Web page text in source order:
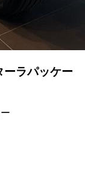
ラパッケー